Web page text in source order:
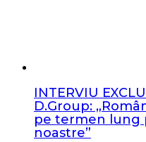
INTERVIU
D.Group:
pe termen lung
noastre”